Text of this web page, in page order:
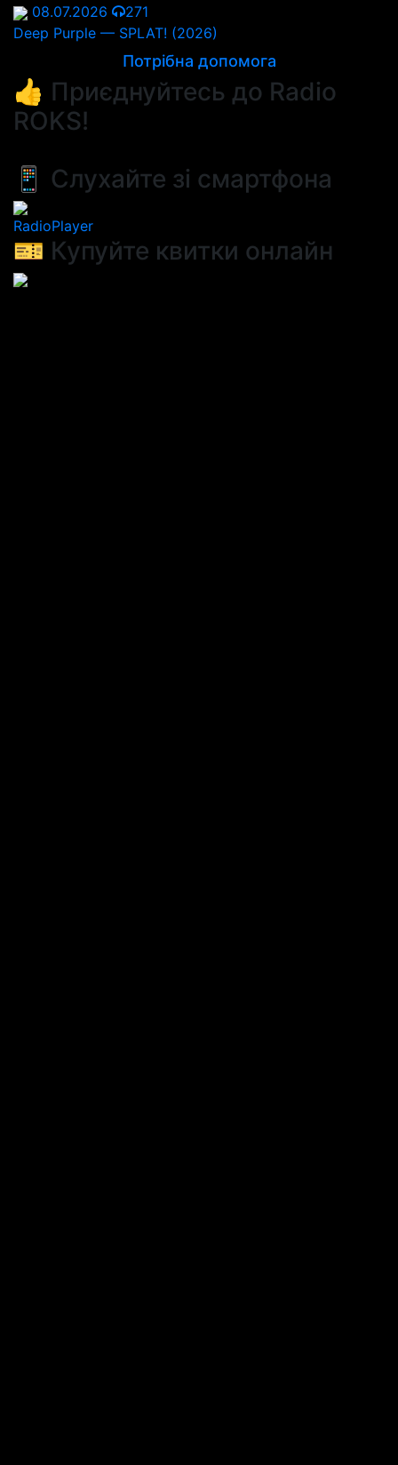
08.07.2026
271
Deep Purple — SPLAT! (2026)
Потрібна допомога
👍 Приєднуйтесь до Radio
ROKS!
📱 Слухайте зі смартфона
RadioPlayer
🎫 Купуйте квитки онлайн